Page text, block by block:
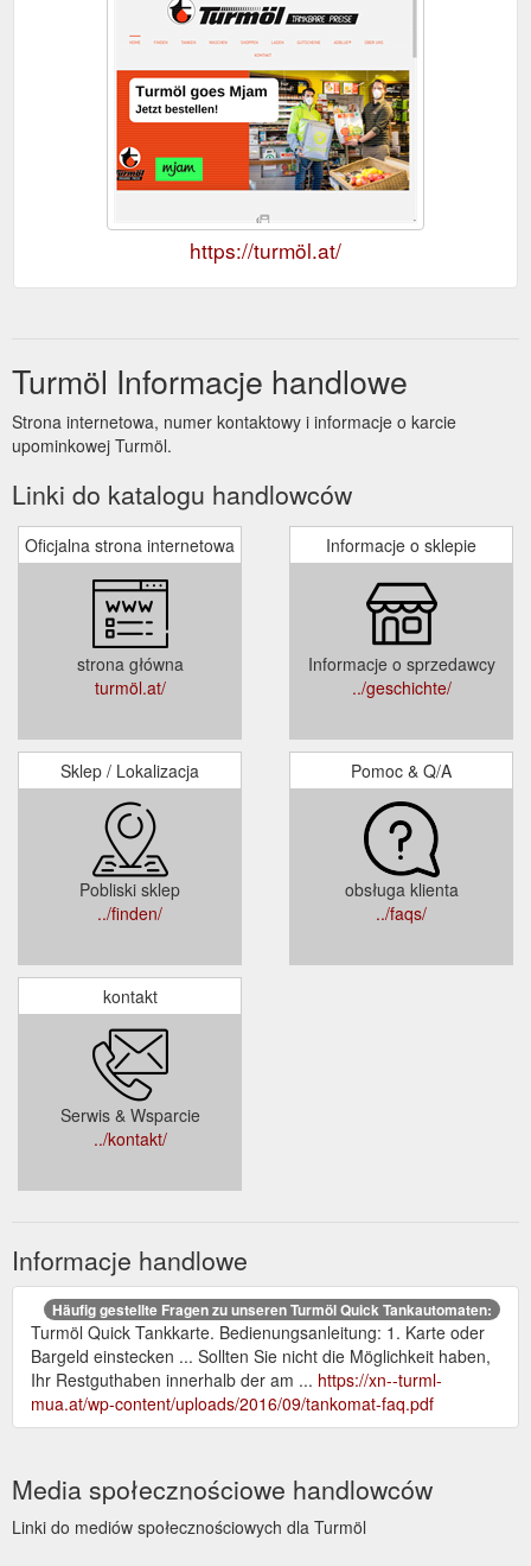
https://turmöl.at/
Turmöl Informacje handlowe
Strona internetowa, numer kontaktowy i informacje o karcie
upominkowej Turmöl.
Linki do katalogu handlowców
Oficjalna strona internetowa
strona główna
turmöl.at/
Informacje o sklepie
Informacje o sprzedawcy
../geschichte/
Sklep / Lokalizacja
Pobliski sklep
../finden/
Pomoc & Q/A
obsługa klienta
../faqs/
kontakt
Serwis & Wsparcie
../kontakt/
Informacje handlowe
Häufig gestellte Fragen zu unseren Turmöl Quick Tankautomaten:
Turmöl Quick Tankkarte. Bedienungsanleitung: 1. Karte oder
Bargeld einstecken ... Sollten Sie nicht die Möglichkeit haben,
Ihr Restguthaben innerhalb der am ... https://xn--turml-
mua.at/wp-content/uploads/2016/09/tankomat-faq.pdf
Media społecznościowe handlowców
Linki do mediów społecznościowych dla Turmöl